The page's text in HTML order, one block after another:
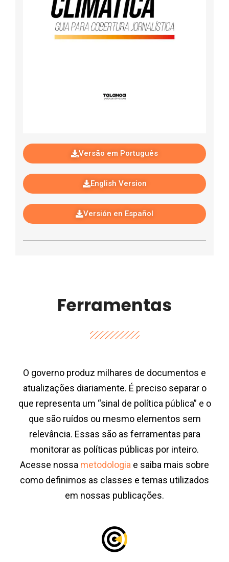
Versão em Português
English Version
Versión en Español
Ferramentas
O governo produz milhares de documentos e
atualizações diariamente. É preciso separar o
que representa um “sinal de política pública” e o
que são ruídos ou mesmo elementos sem
relevância. Essas são as ferramentas para
monitorar as políticas públicas por inteiro.
Acesse nossa metodologia e saiba mais sobre
como definimos as classes e temas utilizados
em nossas publicações.